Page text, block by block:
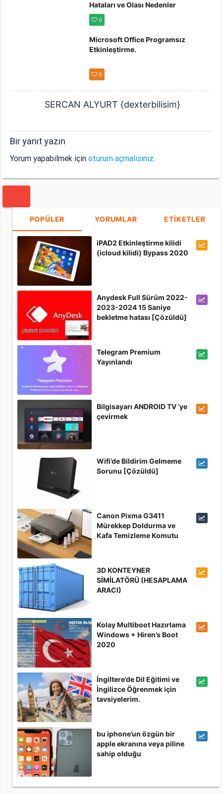
Hataları ve Olası Nedenler
0
Microsoft Office Programsız
Etkinleştirme.
0
SERCAN ALYURT {dexterbilisim}
Bir yanıt yazın
Yorum yapabilmek içinoturum açmalısınız.
POPÜLER YORUMLAR ETİKETLER
iPAD2 Etkinleştirme kilidi
(icloud kilidi) Bypass 2020
Anydesk Full Sürüm 2022-
2023-2024 15 Saniye
bekletme hatası [Çözüldü]
Telegram Premium
Yayınlandı
Bilgisayarı ANDROID TV ‘ye
çevirmek
Wifi’de Bildirim Gelmeme
Sorunu [Çözüldü]
Canon Pixma G3411
Mürekkep Doldurma ve
Kafa Temizleme Komutu
3D KONTEYNER
SİMİLATÖRÜ (HESAPLAMA
ARACI)
Kolay Multiboot Hazırlama
Windows + Hiren’s Boot
2020
İngiltere’de Dil Eğitimi ve
İngilizce Öğrenmek için
tavsiyelerim.
bu iphone’un özgün bir
apple ekranına veya piline
sahip olduğu